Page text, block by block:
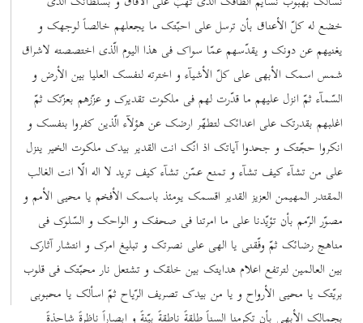
خضع له کلّ الأعناق بأن ترسل علی احبّتک ما یجعلهم خالصاً لوجهک و
یغنیهم عن دونک و یقدّسهم عمّا سواک فی هذا الیوم الّذی اختصصته لاشراق
شمس اسمک الأبهی علی کلّ الأشیآء و اخترته لنفسک العلیا بین الأرض و
السّمآء ثمّ انزل علیهم ما قدّرت لهم فی ملکوت تقدیرک و عزّزهم بعزّتک ثمّ
اغلبهم بقدرتک علی اعدائک لتطهّر ارضک عن هؤلآء الّذین کفروا بنفسک و
انکروا حجّتک و جحدوا آیاتک اذ انّک انت القدیر بیدک ملکوت الخیر ینزل
علی من تشآء کیف تشآء و تمنع عمّن تشآء کیف ترید لا اله الّا انت الغالب
المقتدر المهیمن العزیز القدیر اقسمک یومئذ باسمک الأفخم یا محیی الأمم و
مصوّر الرّمم بأن تؤیّدنا علی ما امرتنا فی صحفک و الواحک و السّلوک فی
مناهج رضائک ثمّ وفّقنی یا الهی علی نصرتک و تبلیغ امرک و انتشار آثارک
بین العالمین لترتفع اعلام هدایتک بین خلقک و تشتعل نار محبّتک فی قلوب
بریّتک یا محیی الأرواح و یا من بیدک تصریف الرّیاح ثمّ اسألک یا محبوبی